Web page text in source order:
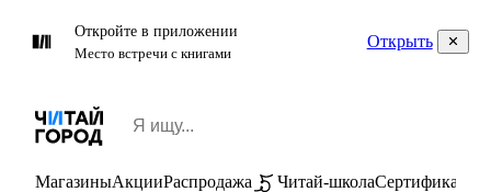
Откройте в приложении
Место встречи с книгами
Открыть
МагазиныАкцииРаспродажа Читай-школаСертификаты